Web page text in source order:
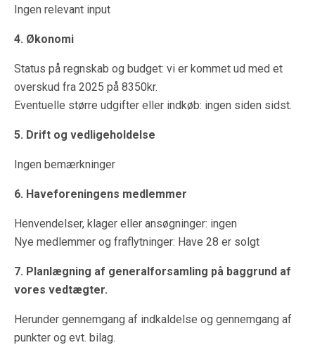
Ingen relevant input
4. Økonomi
Status på regnskab og budget: vi er kommet ud med et
overskud fra 2025 på 8350kr.
Eventuelle større udgifter eller indkøb: ingen siden sidst.
5. Drift og vedligeholdelse
Ingen bemærkninger
6. Haveforeningens medlemmer
Henvendelser, klager eller ansøgninger: ingen
Nye medlemmer og fraflytninger: Have 28 er solgt
7. Planlægning af generalforsamling på baggrund af
vores vedtægter.
Herunder gennemgang af indkaldelse og gennemgang af
punkter og evt. bilag.